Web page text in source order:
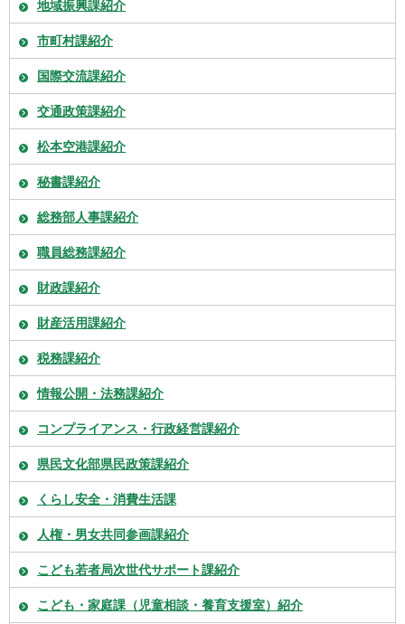
地域振興課紹介
市町村課紹介
国際交流課紹介
交通政策課紹介
松本空港課紹介
秘書課紹介
総務部人事課紹介
職員総務課紹介
財政課紹介
財産活用課紹介
税務課紹介
情報公開・法務課紹介
コンプライアンス・行政経営課紹介
県民文化部県民政策課紹介
くらし安全・消費生活課
人権・男女共同参画課紹介
こども若者局次世代サポート課紹介
こども・家庭課（児童相談・養育支援室）紹介